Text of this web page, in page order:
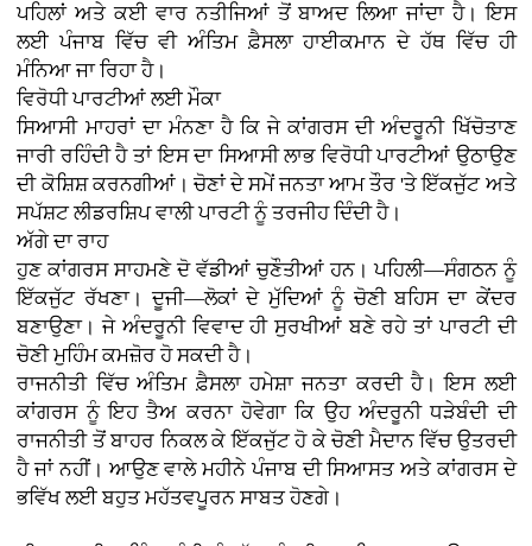
ਪਹਿਲਾਂ ਅਤੇ ਕਈ ਵਾਰ ਨਤੀਜਿਆਂ ਤੋਂ ਬਾਅਦ ਲਿਆ ਜਾਂਦਾ ਹੈ। ਇਸ
ਲਈ ਪੰਜਾਬ ਵਿੱਚ ਵੀ ਅੰਤਿਮ ਫ਼ੈਸਲਾ ਹਾਈਕਮਾਨ ਦੇ ਹੱਥ ਵਿੱਚ ਹੀ
ਮੰਨਿਆ ਜਾ ਰਿਹਾ ਹੈ।
ਵਿਰੋਧੀ ਪਾਰਟੀਆਂ ਲਈ ਮੌਕਾ
ਸਿਆਸੀ ਮਾਹਰਾਂ ਦਾ ਮੰਨਣਾ ਹੈ ਕਿ ਜੇ ਕਾਂਗਰਸ ਦੀ ਅੰਦਰੂਨੀ ਖਿੱਚੋਤਾਣ
ਜਾਰੀ ਰਹਿੰਦੀ ਹੈ ਤਾਂ ਇਸ ਦਾ ਸਿਆਸੀ ਲਾਭ ਵਿਰੋਧੀ ਪਾਰਟੀਆਂ ਉਠਾਉਣ
ਦੀ ਕੋਸ਼ਿਸ਼ ਕਰਨਗੀਆਂ। ਚੋਣਾਂ ਦੇ ਸਮੇਂ ਜਨਤਾ ਆਮ ਤੌਰ 'ਤੇ ਇੱਕਜੁੱਟ ਅਤੇ
ਸਪੱਸ਼ਟ ਲੀਡਰਸ਼ਿਪ ਵਾਲੀ ਪਾਰਟੀ ਨੂੰ ਤਰਜੀਹ ਦਿੰਦੀ ਹੈ।
ਅੱਗੇ ਦਾ ਰਾਹ
ਹੁਣ ਕਾਂਗਰਸ ਸਾਹਮਣੇ ਦੋ ਵੱਡੀਆਂ ਚੁਣੌਤੀਆਂ ਹਨ। ਪਹਿਲੀ—ਸੰਗਠਨ ਨੂੰ
ਇੱਕਜੁੱਟ ਰੱਖਣਾ। ਦੂਜੀ—ਲੋਕਾਂ ਦੇ ਮੁੱਦਿਆਂ ਨੂੰ ਚੋਣੀ ਬਹਿਸ ਦਾ ਕੇਂਦਰ
ਬਣਾਉਣਾ। ਜੇ ਅੰਦਰੂਨੀ ਵਿਵਾਦ ਹੀ ਸੁਰਖੀਆਂ ਬਣੇ ਰਹੇ ਤਾਂ ਪਾਰਟੀ ਦੀ
ਚੋਣੀ ਮੁਹਿੰਮ ਕਮਜ਼ੋਰ ਹੋ ਸਕਦੀ ਹੈ।
ਰਾਜਨੀਤੀ ਵਿੱਚ ਅੰਤਿਮ ਫ਼ੈਸਲਾ ਹਮੇਸ਼ਾ ਜਨਤਾ ਕਰਦੀ ਹੈ। ਇਸ ਲਈ
ਕਾਂਗਰਸ ਨੂੰ ਇਹ ਤੈਅ ਕਰਨਾ ਹੋਵੇਗਾ ਕਿ ਉਹ ਅੰਦਰੂਨੀ ਧੜੇਬੰਦੀ ਦੀ
ਰਾਜਨੀਤੀ ਤੋਂ ਬਾਹਰ ਨਿਕਲ ਕੇ ਇੱਕਜੁੱਟ ਹੋ ਕੇ ਚੋਣੀ ਮੈਦਾਨ ਵਿੱਚ ਉਤਰਦੀ
ਹੈ ਜਾਂ ਨਹੀਂ। ਆਉਣ ਵਾਲੇ ਮਹੀਨੇ ਪੰਜਾਬ ਦੀ ਸਿਆਸਤ ਅਤੇ ਕਾਂਗਰਸ ਦੇ
ਭਵਿੱਖ ਲਈ ਬਹੁਤ ਮਹੱਤਵਪੂਰਨ ਸਾਬਤ ਹੋਣਗੇ।